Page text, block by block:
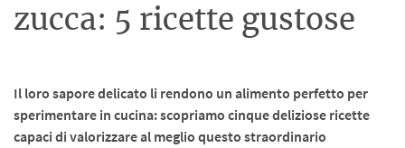
zucca: 5 ricette gustose
Il loro sapore delicato li rendono un alimento perfetto per
sperimentare in cucina: scopriamo cinque deliziose ricette
capaci di valorizzare al meglio questo straordinario